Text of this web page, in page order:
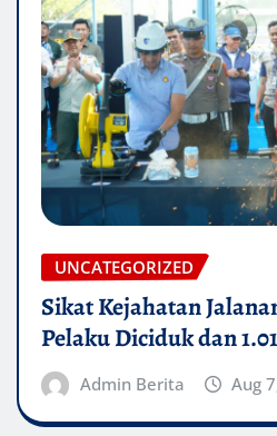
UNCATEGORIZED
Sikat Kejahatan
Pelaku Diciduk dan
Admin Berita Aug